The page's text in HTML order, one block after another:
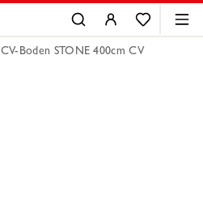
CV-Boden STONE 400cm CV